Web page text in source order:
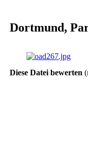
Dortmund,
Diese Datei bewerten